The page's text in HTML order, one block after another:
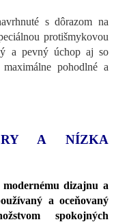
s dôrazom na
protišmykovou
a pevný úchop aj so
pohodlné a
A NÍZKA
dizajnu a
a oceňovaný
spokojných